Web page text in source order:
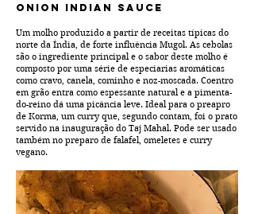
Onion Indian Sauce
Um molho produzido a partir de receitas típicas do
norte da Índia, de forte influência Mugol. As cebolas
são o ingrediente principal e o sabor deste molho é
composto por uma série de especiarias aromáticas
como cravo, canela, cominho e noz-moscada. Coentro
em grão entra como espessante natural e a pimenta-
do-reino dá uma picância leve. Ideal para o preapro
de Korma, um curry que, segundo contam, foi o prato
servido na inauguração do Taj Mahal. Pode ser usado
também no preparo de falafel, omeletes e curry
vegano.